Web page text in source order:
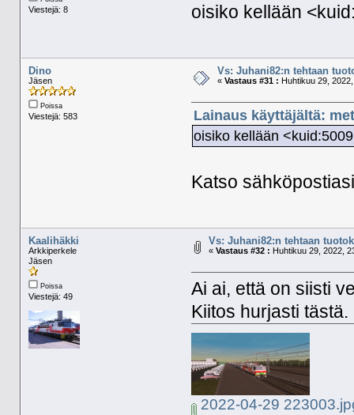
Viestejä: 8 oisiko kellään
Dino
Jäsen
Poissa
Viestejä: 583
Vs: Juhani82:n tehtaan
« Vastaus #31 : Huhtikuu 29,
Lainaus käyttäjältä:
oisiko kellään
Katso
Kaalihäkki
Arkkiperkele
Jäsen
Poissa
Viestejä: 49
Vs: Juhani82:n tehtaan
« Vastaus #32 : Huhtikuu 29, 2022,
Ai ai, että on siisti
Kiitos hurjasti tästä.
2022-04-29